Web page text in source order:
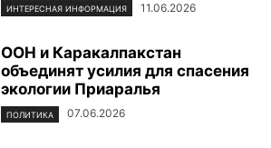
ИНТЕРЕСНАЯ ИНФОРМАЦИЯ 11.06.2026
ООН и Каракалпакстан
объединят усилия для спасения
экологии Приаралья
ПОЛИТИКА 07.06.2026